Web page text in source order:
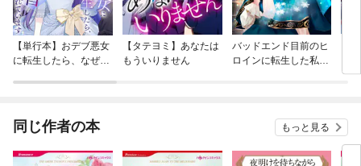
【単行本】おデブ悪女
に転生したら、なぜか
【タテヨミ】あなたは
もういりません
バッドエンド目前のヒ
ロインに転生した私、
同じ作者の本 もっと見る